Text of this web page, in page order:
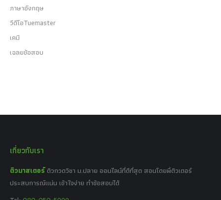
ภาษาอังกฤษ
วีดีโอTuemaster
เคมี
เฉลยข้อสอบ
เกี่ยวกับเรา
ติวมาสเตอร์ ติวกวดวิชา ม.ปลาย ออนไลน์ที่ดีที่สุด สอนโดยพี่ติวเตอร์
ประสบการณ์แน่น เข้าใจง่าย ทำข้อสอบได้